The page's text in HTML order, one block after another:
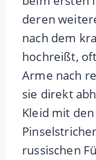
deren
nach dem
hochreißt,
Arme nach
sie direkt
Kleid mit
russischen